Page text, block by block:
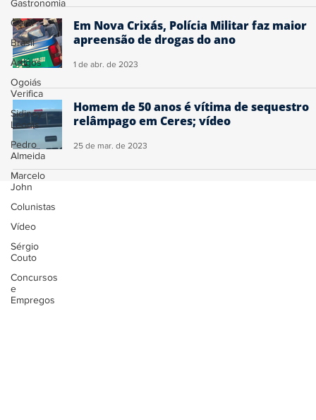
Gastronomia
Geral
Brasil
Artigos
Ogoiás
Verifica
Sidiney
Leonis
Pedro
Almeida
Marcelo
John
Colunistas
Vídeo
Sérgio
Couto
Concursos
e
Empregos
Em Nova Crixás, Polícia Militar faz maior
apreensão de drogas do ano
1 de abr. de 2023
Homem de 50 anos é vítima de sequestro
relâmpago em Ceres; vídeo
25 de mar. de 2023